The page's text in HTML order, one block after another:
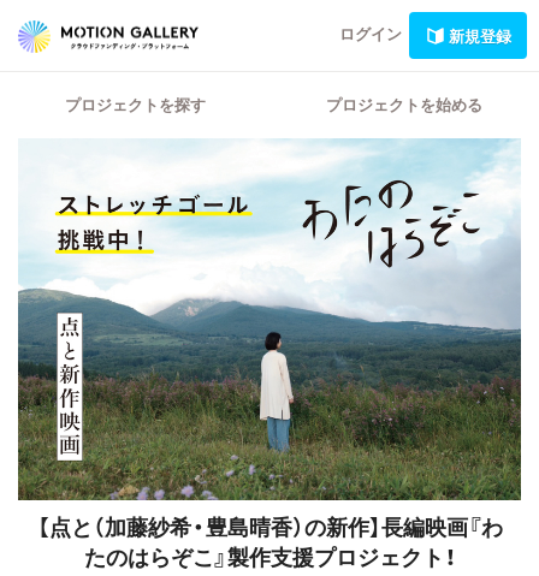
ログイン 新規登録
プロジェクトを探す プロジェクトを始める
【点と（加藤紗希・豊島晴香）の新作】長編映画『わ
たのはらぞこ』製作支援プロジェクト！